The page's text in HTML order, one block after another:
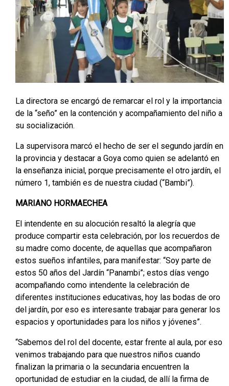
La directora se encargó de remarcar el rol y la importancia
de la “seño” en la contención y acompañamiento del niño a
su socialización.
La supervisora marcó el hecho de ser el segundo jardín en
la provincia y destacar a Goya como quien se adelantó en
la enseñanza inicial, porque precisamente el otro jardín, el
número 1, también es de nuestra ciudad (“Bambi”).
MARIANO HORMAECHEA
El intendente en su alocución resaltó la alegría que
produce compartir esta celebración, por los recuerdos de
su madre como docente, de aquellas que acompañaron
estos sueños infantiles, para manifestar: “Soy parte de
estos 50 años del Jardín “Panambi”; estos días vengo
acompañando como intendente la celebración de
diferentes instituciones educativas, hoy las bodas de oro
del jardín, por eso es interesante trabajar para generar los
espacios y oportunidades para los niños y jóvenes”.
“Sabemos del rol del docente, estar frente al aula, por eso
venimos trabajando para que nuestros niños cuando
finalizan la primaria o la secundaria encuentren la
oportunidad de estudiar en la ciudad, de allí la firma de